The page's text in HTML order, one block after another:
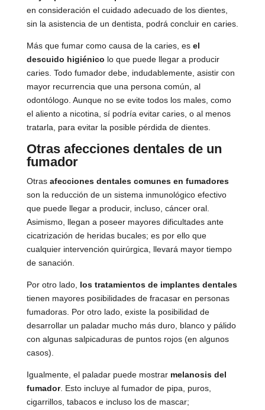
en consideración el cuidado adecuado de los dientes,
sin la asistencia de un dentista, podrá concluir en caries.
Más que fumar como causa de la caries, es el
descuido higiénico lo que puede llegar a producir
caries. Todo fumador debe, indudablemente, asistir con
mayor recurrencia que una persona común, al
odontólogo. Aunque no se evite todos los males, como
el aliento a nicotina, sí podría evitar caries, o al menos
tratarla, para evitar la posible pérdida de dientes.
Otras afecciones dentales de un
fumador
Otras afecciones dentales comunes en fumadores
son la reducción de un sistema inmunológico efectivo
que puede llegar a producir, incluso, cáncer oral.
Asimismo, llegan a poseer mayores dificultades ante
cicatrización de heridas bucales; es por ello que
cualquier intervención quirúrgica, llevará mayor tiempo
de sanación.
Por otro lado, los tratamientos de implantes dentales
tienen mayores posibilidades de fracasar en personas
fumadoras. Por otro lado, existe la posibilidad de
desarrollar un paladar mucho más duro, blanco y pálido
con algunas salpicaduras de puntos rojos (en algunos
casos).
Igualmente, el paladar puede mostrar melanosis del
fumador. Esto incluye al fumador de pipa, puros,
cigarrillos, tabacos e incluso los de mascar;